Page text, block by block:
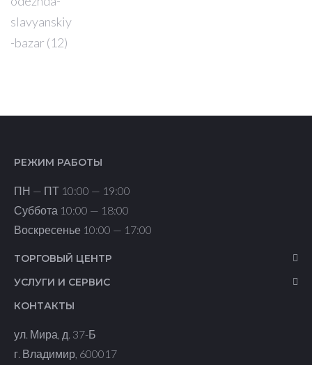
РЕЖИМ РАБОТЫ
ПН — ПТ 10:00 — 19:00
Суббота 10:00 — 18:00
Воскресенье 10:00 — 17:00
ТОРГОВЫЙ ЦЕНТР
УСЛУГИ И СЕРВИС
КОНТАКТЫ
​ул. Мира, д. 37-Б
г. Владимир, 600017